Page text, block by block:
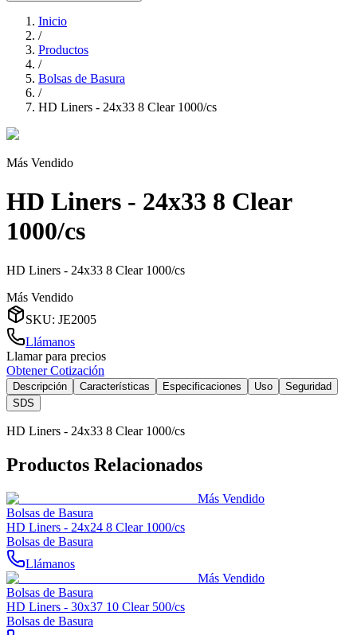
Inicio
/
Productos
/
Bolsas de Basura
/
HD Liners - 24x33 8 Clear 1000/cs
Más Vendido
HD Liners - 24x33 8 Clear
1000/cs
HD Liners - 24x33 8 Clear 1000/cs
Más Vendido
SKU: JE2005
Llámanos
Llamar para precios
Obtener Cotización
Descripción Características Especificaciones Uso
Seguridad
SDS
HD Liners - 24x33 8 Clear 1000/cs
Productos Relacionados
Más Vendido
Bolsas de Basura
HD Liners - 24x24 8 Clear 1000/cs
Bolsas de Basura
Llámanos
Más Vendido
Bolsas de Basura
HD Liners - 30x37 10 Clear 500/cs
Bolsas de Basura